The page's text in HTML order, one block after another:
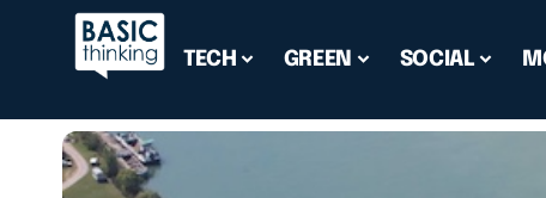
TECH GREEN SOCIAL